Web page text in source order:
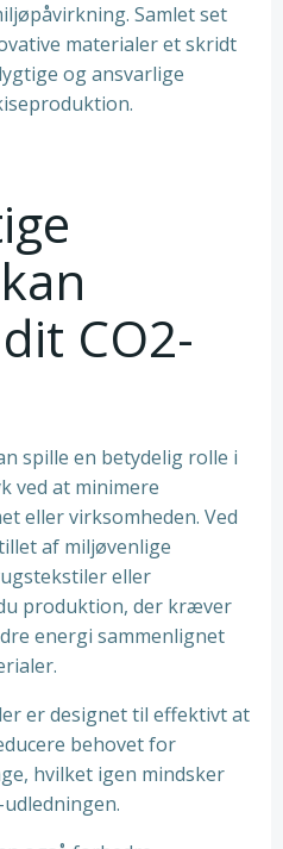
Samlet set
materialer et skridt
og ansvarlige
CO2-
spille en betydelig rolle i
ved at minimere
eller virksomheden. Ved
af miljøvenlige
eller
produktion, der kræver
energi sammenlignet
er designet til effektivt at
behovet for
hvilket igen mindsker